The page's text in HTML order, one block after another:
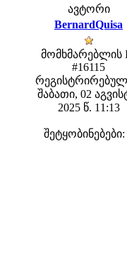
ავტორი
BernardQuisa
მომხმარებლის
#16115
შაბათი, 02
2025 წ. 11:13
შეტყობინებები: